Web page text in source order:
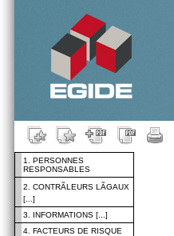
1. PERSONNES
RESPONSABLES
2. CONTRÃLEURS LÃGAUX
[...]
3. INFORMATIONS [...]
4. FACTEURS DE RISQUE